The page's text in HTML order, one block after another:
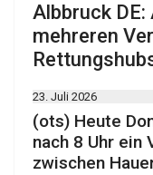
Albbruck
mehreren
23. Juli 2026
(ots) Heute
nach 8 Uhr ein
zwischen